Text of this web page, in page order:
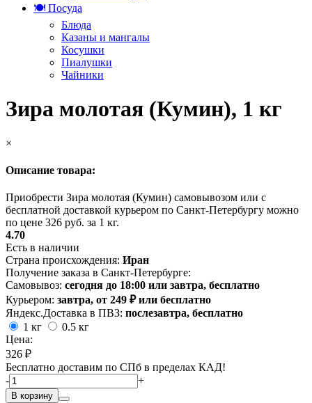
🍽️ Посуда
Блюда
Казаны и мангалы
Косушки
Пиалушки
Чайники
Зира молотая (Кумин), 1 кг
×
Описание товара:
Приобрести Зира молотая (Кумин) самовывозом или с
бесплатной доставкой курьером по Санкт-Петербургу можно
по цене 326 руб. за 1 кг.
4.70
Есть в наличии
Страна происхождения: Иран
Получение заказа в Санкт-Петербурге:
Самовывоз: сегодня до 18:00 или завтра, бесплатно
Курьером: завтра, от 249 ₽ или бесплатно
Яндекс.Доставка в ПВЗ: послезавтра, бесплатно
1 кг
0.5 кг
Цена:
326 ₽
Бесплатно доставим по СПб в пределах КАД!
-
+
В корзину